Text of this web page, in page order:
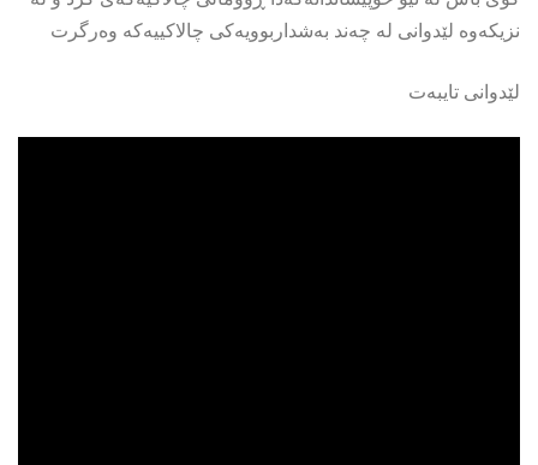
نزیکەوە لێدوانى لە چەند بەشداربوویەکى چالاکییەکە وەرگرت
لێدوانى تایبەت